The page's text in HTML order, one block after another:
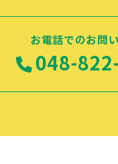
お電話でのお問
048-